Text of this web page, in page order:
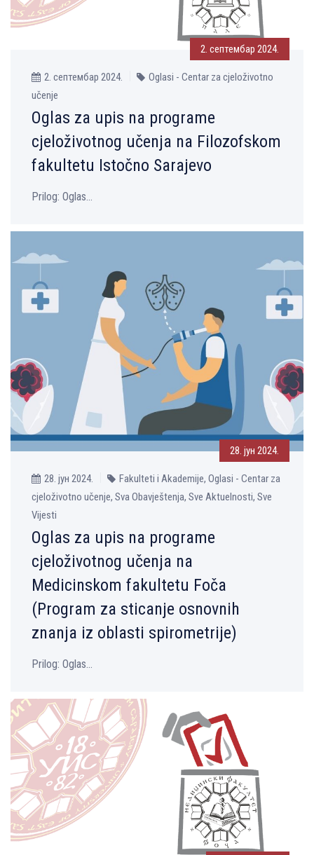
2. септембар 2024.
2. септембар 2024.
Oglasi - Centar za cjeloživotno
učenje
Oglas za upis na programe
cjeloživotnog učenja na Filozofskom
fakultetu Istočno Sarajevo
Prilog: Oglas...
28. јун 2024.
28. јун 2024.
Fakulteti i Akademije, Oglasi - Centar za
cjeloživotno učenje, Sva Obavještenja, Sve Aktuelnosti, Sve
Vijesti
Oglas za upis na programe
cjeloživotnog učenja na
Medicinskom fakultetu Foča
(Program za sticanje osnovnih
znanja iz oblasti spirometrije)
Prilog: Oglas...